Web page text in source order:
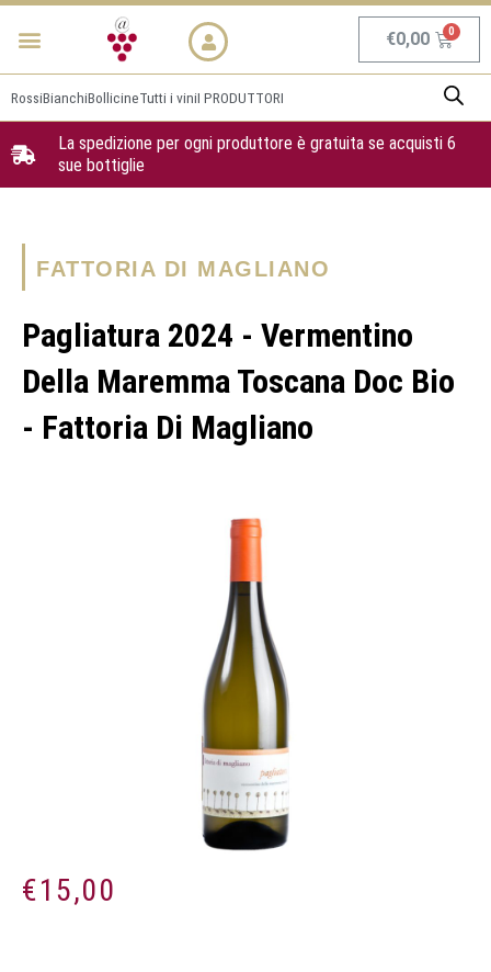
Vai
Menu €0,00
RossiBianchiBollicineTutti i viniI PRODUTTORI
La spedizione per ogni produttore è gratuita se acquisti 6
sue bottiglie
FATTORIA DI MAGLIANO
Pagliatura 2024 - Vermentino
Della Maremma Toscana Doc Bio
- Fattoria Di Magliano
€15,00